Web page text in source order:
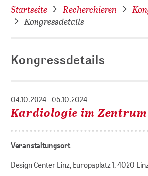
Startseite Recherchieren
Kongressdetails
Kongressdetails
04.10.2024 - 05.10.2024
Kardiologie im Zentrum
Veranstaltungsort
Design Center Linz, Europaplatz 1, 4020